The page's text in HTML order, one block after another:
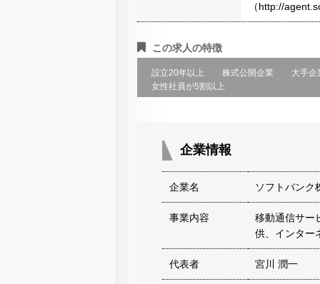
（http://
この求人の特徴
設立20年以上 株式公開企業
大手企
女性社員が5割以上
企業情報
企業名 ソフトバンク
事業内容
移動通信サー
供、インター
代表者 宮川 潤一